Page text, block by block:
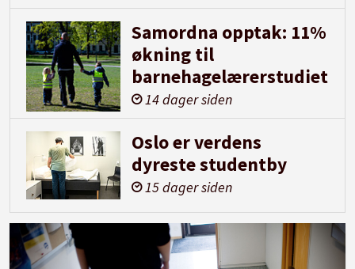
Samordna opptak: 11%
økning til
barnehagelærerstudiet
14 dager siden
Oslo er verdens
dyreste studentby
15 dager siden